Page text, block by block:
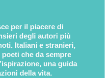
per il piacere di
degli autori più
Italiani e stranieri,
che da sempre
una guida
della vita.